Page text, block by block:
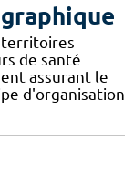
territoires
de santé
assurant le
d'organisation